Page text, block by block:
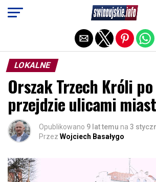
LOKALNE
Orszak Trzech Króli
przejdzie ulicami
Opublikowano 9 lat temu na 3
Przez Wojciech Basałygo
Exit mobile version